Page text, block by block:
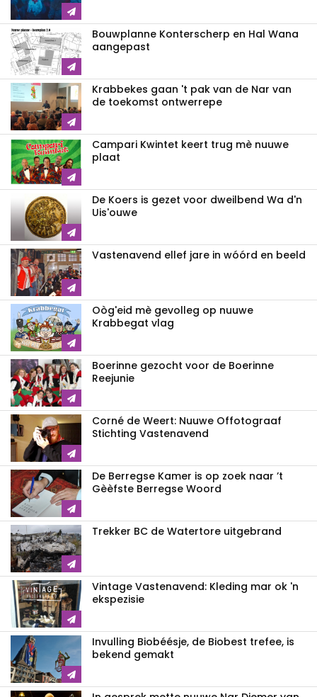
Bouwplanne Konterscherp en Hal Wana
aangepast
Krabbekes gaan 't pak van de Nar van
de toekomst ontwerrepe
Campari Kwintet keert trug mè nuuwe
plaat
De Koers is gezet voor dweilbend Wa d'n
Uis'ouwe
Vastenavend ellef jare in wóórd en beeld
Oòg'eid mè gevolleg op nuuwe
Krabbegat vlag
Boerinne gezocht voor de Boerinne
Reejunie
Corné de Weert: Nuuwe Offotograaf
Stichting Vastenavend
De Berregse Kamer is op zoek naar ’t
Gèèfste Berregse Woord
Trekker BC de Watertore uitgebrand
Vintage Vastenavend: Kleding mar ok 'n
ekspezisie
Invulling Biobéésje, de Biobest trefee, is
bekend gemakt